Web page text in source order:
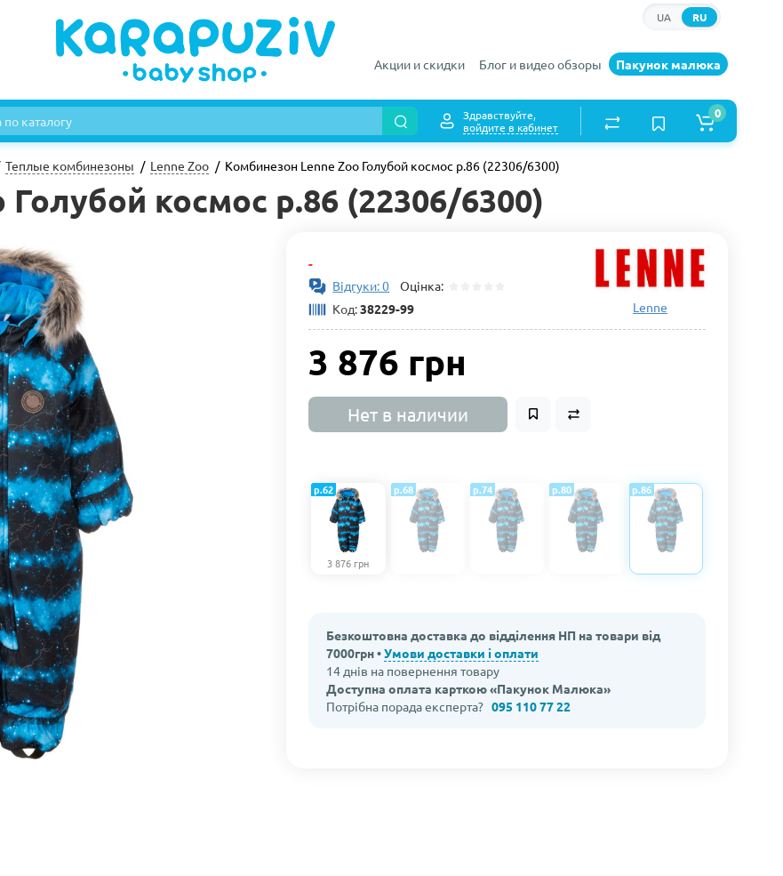
RU
UA
Акции и скидки Блог и видео обзоры Пакунок малюка
Здравствуйте,
войдите в кабинет
0
Теплые комбинезоны Lenne Zoo Комбинезон Lenne Zoo Голубой космос р.86 (22306/6300)
космос р.86 (22306/6300)
-
Відгуки: 0 Оцінка:
Код:38229-99 Lenne
3 876 грн
Нет в наличии
3 876 грн
р.62 р.68 р.74 р.80 р.86
Безкоштовна доставка до відділення НП на товари від
7000грн •Умови доставки і оплати
14 днів на повернення товару
Доступна оплата карткою «Пакунок Малюка»
Потрібна порада експерта?095 110 77 22